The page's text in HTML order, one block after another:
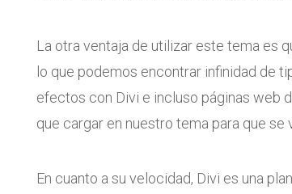
La otra ventaja de utilizar este tema es
lo que podemos encontrar infinidad de
efectos con Divi e incluso páginas web
que cargar en nuestro tema para que se
En cuanto a su velocidad, Divi es una